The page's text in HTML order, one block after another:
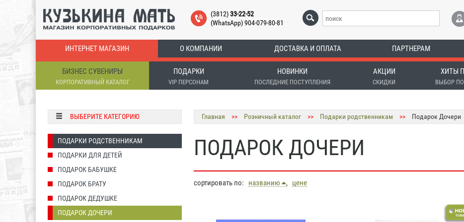
(3812)33-22-52
(WhatsApp) 904-079-80-81
ИНТЕРНЕТ МАГАЗИН О КОМПАНИИ ДОСТАВКА И ОПЛАТА ПАРТНЕРАМ
БИЗНЕС СУВЕНИРЫ
КОРПОРАТИВНЫЙ КАТАЛОГ
ПОДАРКИ
VIP ПЕРСОНАМ
НОВИНКИ
ПОСЛЕДНИЕ ПОСТУПЛЕНИЯ
АКЦИИ
СКИДКИ
ХИТЫ
ВЫБОР
ВЫБЕРИТЕ КАТЕГОРИЮ
ПОДАРКИ РОДСТВЕННИКАМ
ПОДАРКИ ДЛЯ ДЕТЕЙ
ПОДАРОК БАБУШКЕ
ПОДАРОК БРАТУ
ПОДАРОК ДЕДУШКЕ
ПОДАРОК ДОЧЕРИ
Главная >> Розничный каталог >> Подарки родственникам >> Подарок Дочери
ПОДАРОК ДОЧЕРИ
сортировать по: названию , цене